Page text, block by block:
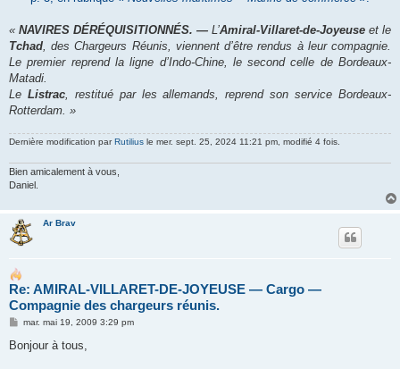
« NAVIRES DÉRÉQUISITIONNÉS. ― L’Amiral-Villaret-de-Joyeuse et le
Tchad, des Chargeurs Réunis, viennent d’être rendus à leur compagnie.
Le premier reprend la ligne d’Indo-Chine, le second celle de Bordeaux-
Matadi.
Le Listrac, restitué par les allemands, reprend son service Bordeaux-
Rotterdam. »
Dernière modification parRutilius le mer. sept. 25, 2024 11:21 pm, modifié 4 fois.
Bien amicalement à vous,
Daniel.
Ar Brav
Re: AMIRAL-VILLARET-DE-JOYEUSE ― Cargo ―
Compagnie des chargeurs réunis.
M
s
mar. mai 19, 2009 3:29 pm
Bonjour à tous,